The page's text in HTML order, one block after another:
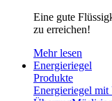
Eine gute
zu erreichen!
Mehr lesen
Energieriegel
Produkte
Energieriegel mit